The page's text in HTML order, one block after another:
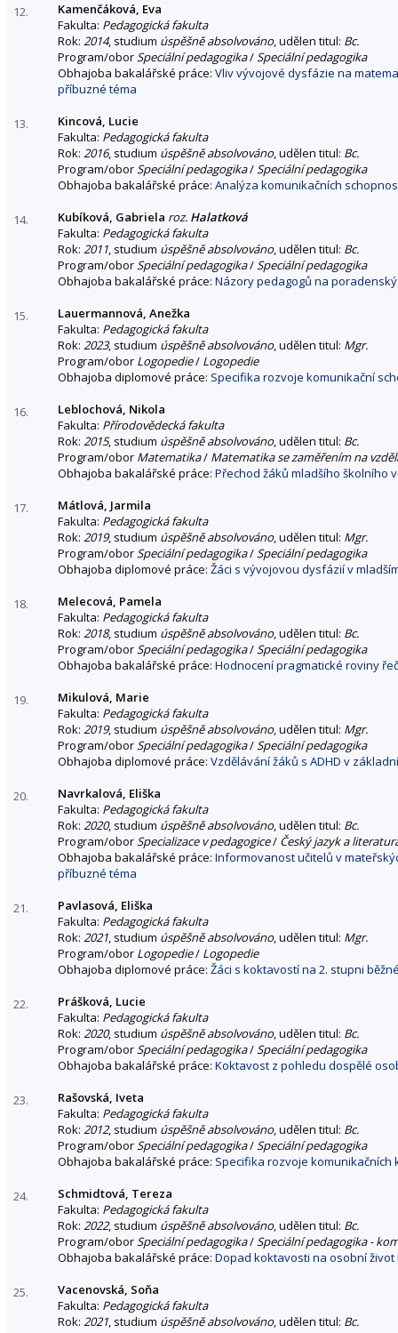
12.
Kamenčáková, Eva
Fakulta: Pedagogická fakulta
Rok: 2014, studium úspěšně absolvováno, udělen titul: Bc.
Program/oborSpeciální pedagogika/Speciální pedagogika
Obhajoba bakalářské práce: Vliv vývojové dysfázie na
příbuzné téma
13.
Kincová, Lucie
Fakulta: Pedagogická fakulta
Rok: 2016, studium úspěšně absolvováno, udělen titul: Bc.
Program/oborSpeciální pedagogika/Speciální pedagogika
Obhajoba bakalářské práce: Analýza komunikačních
14. Kubíková, Gabriela roz. Halatková
Fakulta: Pedagogická fakulta
Rok: 2011, studium úspěšně absolvováno, udělen titul: Bc.
Program/oborSpeciální pedagogika/Speciální pedagogika
Obhajoba bakalářské práce: Názory pedagogů na
15.
Lauermannová, Anežka
Fakulta: Pedagogická fakulta
Rok: 2023, studium úspěšně absolvováno, udělen titul: Mgr.
Program/obor Logopedie/ Logopedie
Obhajoba diplomové práce: Specifika rozvoje komunikační
16.
Leblochová, Nikola
Fakulta: Přírodovědecká fakulta
Rok: 2015, studium úspěšně absolvováno, udělen titul: Bc.
Program/obor Matematika/ Matematika se zaměřením na
Obhajoba bakalářské práce: Přechod žáků mladšího školního
17.
Mátlová, Jarmila
Fakulta: Pedagogická fakulta
Rok: 2019, studium úspěšně absolvováno, udělen titul: Mgr.
Program/oborSpeciální pedagogika/Speciální pedagogika
Obhajoba diplomové práce: Žáci s vývojovou dysfázií v
18.
Melecová, Pamela
Fakulta: Pedagogická fakulta
Rok: 2018, studium úspěšně absolvováno, udělen titul: Bc.
Program/oborSpeciální pedagogika/Speciální pedagogika
Obhajoba bakalářské práce: Hodnocení pragmatické roviny
19.
Mikulová, Marie
Fakulta: Pedagogická fakulta
Rok: 2019, studium úspěšně absolvováno, udělen titul: Mgr.
Program/oborSpeciální pedagogika/Speciální pedagogika
Obhajoba diplomové práce: Vzdělávání žáků s ADHD v
20.
Navrkalová, Eliška
Fakulta: Pedagogická fakulta
Rok: 2020, studium úspěšně absolvováno, udělen titul: Bc.
Program/oborSpecializace v pedagogice/ Český jazyk a
Obhajoba bakalářské práce: Informovanost učitelů v
příbuzné téma
21.
Pavlasová, Eliška
Fakulta: Pedagogická fakulta
Rok: 2021, studium úspěšně absolvováno, udělen titul: Mgr.
Program/obor Logopedie/ Logopedie
Obhajoba diplomové práce: Žáci s koktavostí na 2. stupni
22.
Prášková, Lucie
Fakulta: Pedagogická fakulta
Rok: 2020, studium úspěšně absolvováno, udělen titul: Bc.
Program/oborSpeciální pedagogika/Speciální pedagogika
Obhajoba bakalářské práce: Koktavost z pohledu dospělé
23.
Rašovská, Iveta
Fakulta: Pedagogická fakulta
Rok: 2012, studium úspěšně absolvováno, udělen titul: Bc.
Program/oborSpeciální pedagogika/Speciální pedagogika
Obhajoba bakalářské práce: Specifika rozvoje komunikačních
24.
Schmidtová, Tereza
Fakulta: Pedagogická fakulta
Rok: 2022, studium úspěšně absolvováno, udělen titul: Bc.
Program/oborSpeciální pedagogika/Speciální pedagogika -
Obhajoba bakalářské práce: Dopad koktavosti na osobní
25.
Vacenovská, Soňa
Fakulta: Pedagogická fakulta
Rok: 2021, studium úspěšně absolvováno, udělen titul: Bc.